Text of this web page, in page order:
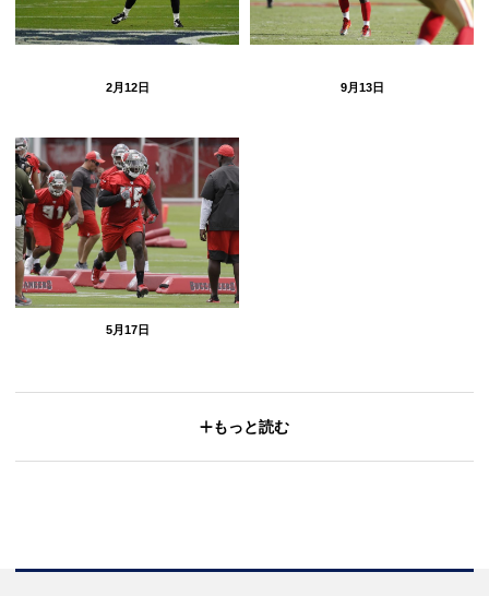
2月12日 9月13日
5月17日
もっと読む